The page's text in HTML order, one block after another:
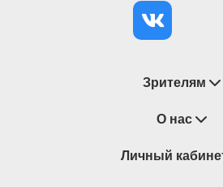
Зрителям
Восстановление
Замена / Отмена / Перенос
О нас
О компании
Личный